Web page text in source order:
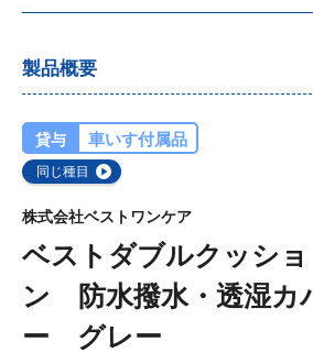
製品概要
貸与 車いす付属品
同じ種目
株式会社ベストワンケア
ベストダブルクッショ
ン 防水撥水・透湿カ
ー グレー